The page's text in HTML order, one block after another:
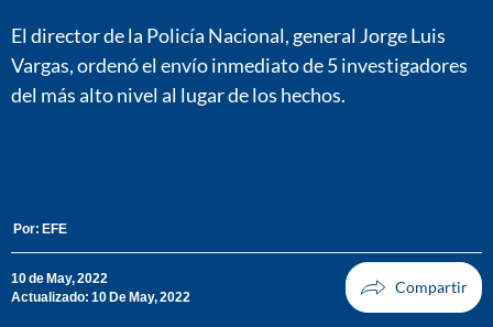
El director de la Policía Nacional, general Jorge Luis
Vargas, ordenó el envío inmediato de 5 investigadores
del más alto nivel al lugar de los hechos.
Por: EFE
10 de May, 2022
Actualizado: 10 De May, 2022